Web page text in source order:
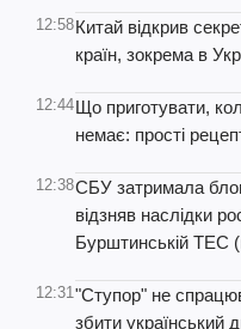
12:58Китай відкрив
країн, зокрема в
12:44Що приготувати,
немає: прості
12:38СБУ затримала
відзняв наслідки
Бурштинській ТЕС
12:31"Ступор" не
збити український